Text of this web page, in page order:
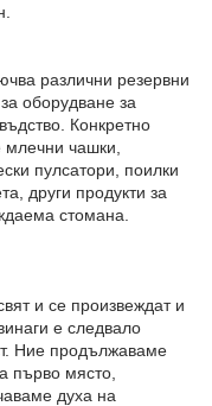
различни резервни
оборудване за
Конкретно
млечни чашки,
пулсатори, поилки
други продукти за
стомана.
и се произвеждат и
е следвало
Ние продължаваме
първо място,
духа на